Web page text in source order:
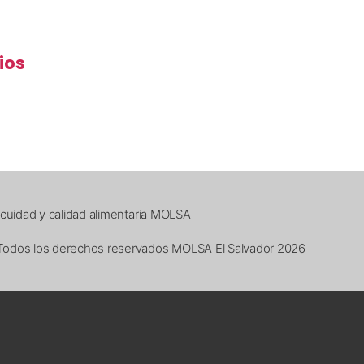
y calidad alimentaria MOLSA
los derechos reservados MOLSA El Salvador 2026